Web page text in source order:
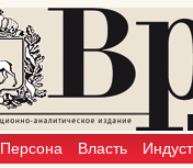
Персона Власть